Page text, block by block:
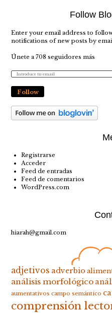
Follow
Enter your email address to
notifications of new posts by
Únete a 708 seguidores más
Follow
Registrarse
Acceder
Feed de entradas
Feed de comentarios
WordPress.com
hiarah@gmail.com
adjetivos adverbio
análisis morfológico
aumentativos campo semántico
comprensión